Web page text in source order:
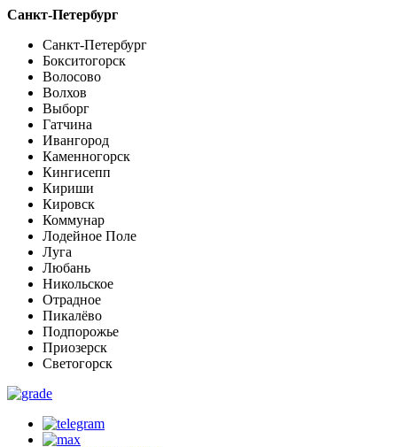
Санкт-Петербург
Санкт-Петербург
Бокситогорск
Волосово
Волхов
Выборг
Гатчина
Ивангород
Каменногорск
Кингисепп
Кириши
Кировск
Коммунар
Лодейное Поле
Луга
Любань
Никольское
Отрадное
Пикалёво
Подпорожье
Приозерск
Светогорск